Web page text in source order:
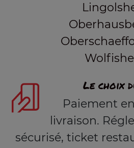
Le choix
Paiement
livraison.
sécurisé, ticket